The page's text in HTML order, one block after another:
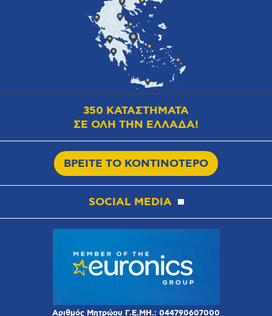
350 ΚΑΤΑΣΤΗΜΑΤΑ
ΣΕ ΟΛΗ ΤΗΝ ΕΛΛΑΔΑ!
ΒΡΕΙΤΕ ΤΟ ΚΟΝΤΙΝΟΤΕΡΟ
SOCIAL MEDIA